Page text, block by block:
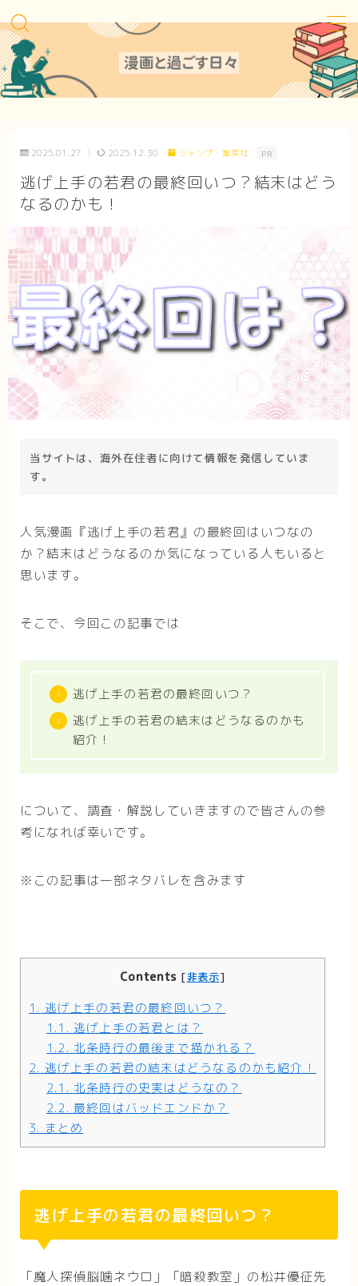
MENU
Contact
Privacy Policy
2025.01.27 2025.12.30 ジャンプ・集英社 PR
逃げ上手の若君の最終回いつ？結末はどう
なるのかも！
当サイトは、海外在住者に向けて情報を発信していま
す。
人気漫画『逃げ上手の若君』の最終回はいつなの
か？結末はどうなるのか気になっている人もいると
思います。
そこで、今回この記事では
逃げ上手の若君の最終回いつ？
逃げ上手の若君の結末はどうなるのかも
紹介！
について、調査・解説していきますので皆さんの参
考になれば幸いです。
※この記事は一部ネタバレを含みます
Contents [非表示]
1. 逃げ上手の若君の最終回いつ？
1.1. 逃げ上手の若君とは？
1.2. 北条時行の最後まで描かれる？
2. 逃げ上手の若君の結末はどうなるのかも紹介！
2.1. 北条時行の史実はどうなの？
2.2. 最終回はバッドエンドか？
3. まとめ
逃げ上手の若君の最終回いつ？
「魔人探偵脳噛ネウロ」「暗殺教室」の松井優征先